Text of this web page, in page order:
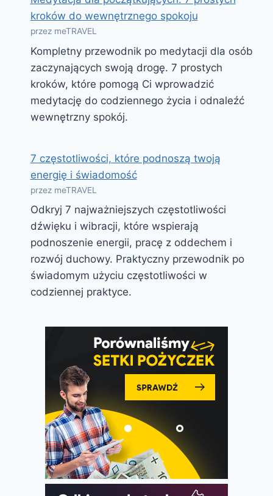
kroków do wewnętrznego spokoju
przez meTRAVEL
Kompletny przewodnik po medytacji dla osób
zaczynających swoją drogę. 7 prostych
kroków, które pomogą Ci wprowadzić
medytację do codziennego życia i odnaleźć
wewnętrzny spokój.
7 częstotliwości, które podnoszą twoją
energię i świadomość
przez meTRAVEL
Odkryj 7 najważniejszych częstotliwości
dźwięku i wibracji, które wspierają
podnoszenie energii, pracę z oddechem i
rozwój duchowy. Praktyczny przewodnik po
świadomym użyciu częstotliwości w
codziennej praktyce.